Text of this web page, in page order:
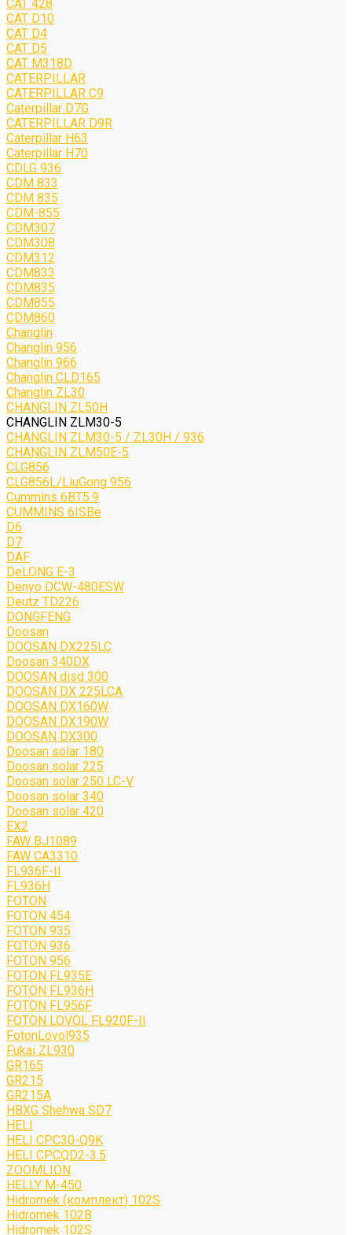
CAT 428
CAT D10
CAT D4
CAT D5
CAT M318D
CATERPILLAR
CATERPILLAR C9
Caterpillar D7G
CATERPILLAR D9R
Caterpillar H63
Caterpillar H70
CDLG 936
CDM 833
CDM 835
CDM-855
CDM307
CDM308
CDM312
CDM833
CDM835
CDM855
CDM860
Changlin
Changlin 956
Changlin 966
Changlin CLD165
Changlin ZL30
CHANGLIN ZL50H
CHANGLIN ZLM30-5
CHANGLIN ZLM30-5 / ZL30H / 936
CHANGLIN ZLM50E-5
CLG856
CLG856L/LiuGong 956
Cummins 6BT5.9
CUMMINS 6ISBe
D6
D7
DAF
DeLONG Е-3
Denyo DCW-480ESW
Deutz TD226
DONGFENG
Doosan
DOOSAN DX225LC
Doosan 340DX
DOOSAN disd 300
DOOSAN DX 225LCA
DOOSAN DX160W
DOOSAN DX190W
DOOSAN DX300
Doosan solar 180
Doosan solar 225
Doosan solar 250 LC-V
Doosan solar 340
Doosan solar 420
EX2
FAW BJ1089
FAW CA3310
FL936F-II
FL936H
FOTON
FOTON 454
FOTON 935
FOTON 936
FOTON 956
FOTON FL935E
FOTON FL936H
FOTON FL956F
FOTON LOVOL FL920F-II
FotonLovol935
Fukai ZL930
GR165
GR215
GR215A
HBXG Shehwa SD7
HELI
HELI CPC30-Q9K
HELI CPCQD2-3.5
ZOOMLION
HELLY M-450
Hidromek (комплект) 102S
Hidromek 102B
Hidromek 102S